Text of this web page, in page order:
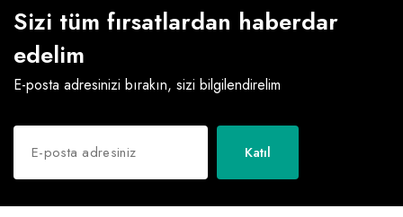
Sizi tüm fırsatlardan haberdar
edelim
E-posta adresinizi bırakın, sizi bilgilendirelim
Katıl